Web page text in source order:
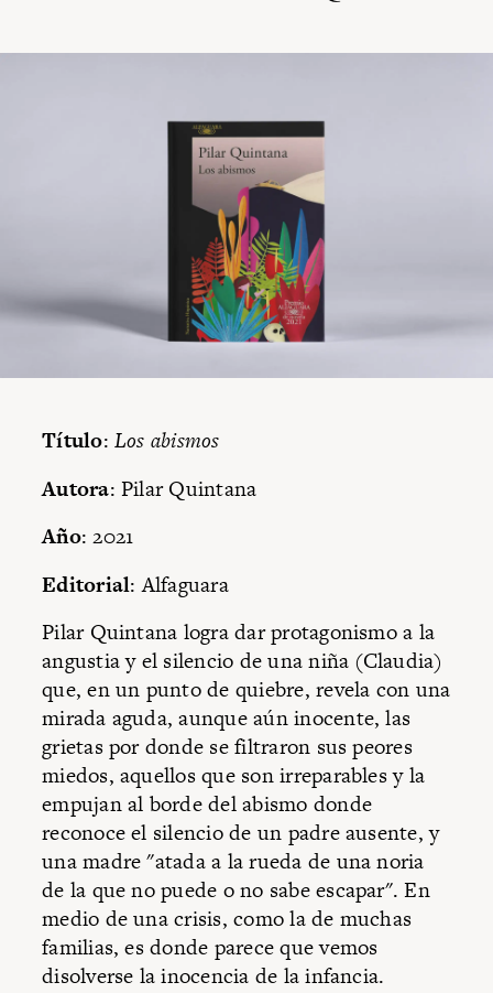
Título: Los abismos
Autora: Pilar Quintana
Año: 2021
Editorial: Alfaguara
Pilar Quintana logra dar protagonismo a la
angustia y el silencio de una niña (Claudia)
que, en un punto de quiebre, revela con una
mirada aguda, aunque aún inocente, las
grietas por donde se filtraron sus peores
miedos, aquellos que son irreparables y la
empujan al borde del abismo donde
reconoce el silencio de un padre ausente, y
una madre "atada a la rueda de una noria
de la que no puede o no sabe escapar". En
medio de una crisis, como la de muchas
familias, es donde parece que vemos
disolverse la inocencia de la infancia.